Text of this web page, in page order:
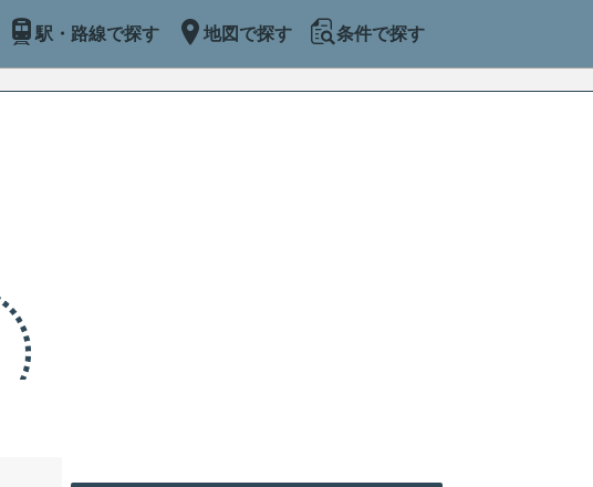
駅・路線で探す 地図で探す 条件で探す